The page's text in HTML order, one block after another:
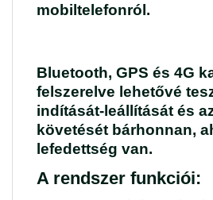
mobiltelefonról.
Bluetooth, GPS és 4G
felszerelve lehetővé
indítását-leállítását és
követését bárhonnan,
lefedettség van.
A rendszer funkciói: